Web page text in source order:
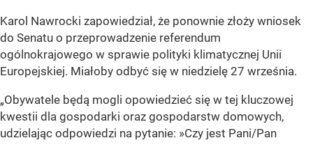
Karol Nawrocki zapowiedział, że ponownie złoży wniosek
do Senatu o przeprowadzenie referendum
ogólnokrajowego w sprawie polityki klimatycznej Unii
Europejskiej. Miałoby odbyć się w niedzielę 27 września.
„Obywatele będą mogli opowiedzieć się w tej kluczowej
kwestii dla gospodarki oraz gospodarstw domowych,
udzielając odpowiedzi na pytanie: »Czy jest Pani/Pan